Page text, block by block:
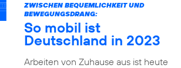
ZWISCHEN BEQUEMLICHKEIT UND
BEWEGUNGSDRANG:
So mobil ist
Deutschland in 2023
Arbeiten von Zuhause aus ist heute